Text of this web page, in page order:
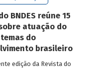
BNDES reúne 15
atuação do
do
brasileiro
edição da Revista do